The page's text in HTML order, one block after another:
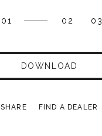
01 02 03
DOWNLOAD
SHARE FIND A DEALER